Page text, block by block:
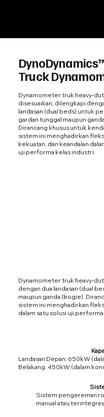
Truck
Dynamometer truk heavy-
disesuaikan, dilengkapi
landasan (dual beds) untuk
gardan tunggal maupun
Dirancang khusus untuk
sistem ini menghadirkan
kekuatan, dan keandalan
uji performa kelas industri.
Dynamometer truk heavy-
dengan dua landasan (dual
maupun ganda (bogie).
sistem ini menghadirkan
dalam satu solusi uji
Landasan Depan: 650kW
Belakang: 450kW (dalam
Sistem pengereman
manual atau